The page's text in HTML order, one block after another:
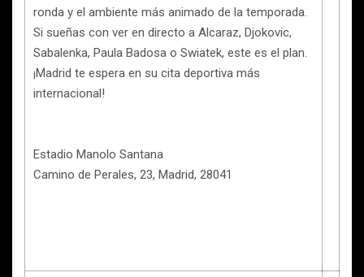
ronda y el ambiente más animado de la temporada.
Si sueñas con ver en directo a Alcaraz, Djokovic,
Sabalenka, Paula Badosa o Swiatek, este es el plan.
¡Madrid te espera en su cita deportiva más
internacional!
Estadio Manolo Santana
Camino de Perales, 23, Madrid, 28041